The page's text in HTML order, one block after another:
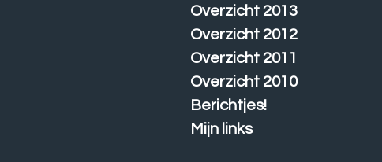
Overzicht 2013
Overzicht 2012
Overzicht 2011
Overzicht 2010
Berichtjes!
Mijn links